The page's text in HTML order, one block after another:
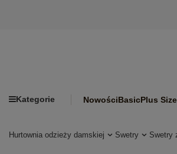
Kategorie NowościBasicPlus Size
Hurtownia odzieży damskiej Swetry Swetry